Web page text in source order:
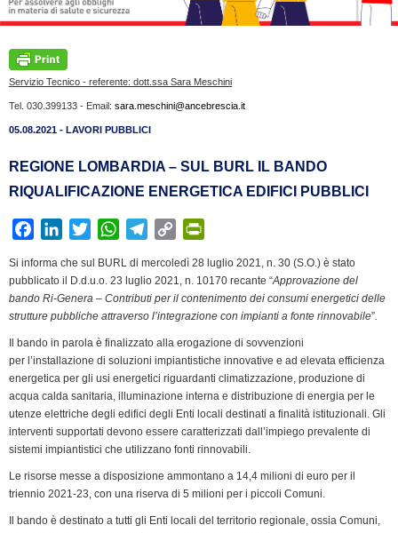
Servizio Tecnico - referente: dott.ssa Sara Meschini
Tel. 030.399133 - Email: sara.meschini@ancebrescia.it
05.08.2021 - LAVORI PUBBLICI
REGIONE LOMBARDIA – SUL BURL IL BANDO
RIQUALIFICAZIONE ENERGETICA EDIFICI PUBBLICI
c
e
b
o
o
k
n
k
e
I
n
i
t
t
e
r
W
a
t
s
A
p
p
l
e
g
a
m
C
p
y
L
n
k
i
n
t
F
r
i
e
n
y
Si informa che sul BURL di mercoledì 28 luglio 2021, n. 30 (S.O.) è stato
pubblicato il D.d.u.o. 23 luglio 2021, n. 10170 recante “Approvazione del
bando Ri-Genera – Contributi per il contenimento dei consumi energetici delle
strutture pubbliche attraverso l’integrazione con impianti a fonte rinnovabile”.
Il bando in parola è finalizzato alla erogazione di sovvenzioni
per l’installazione di soluzioni impiantistiche innovative e ad elevata efficienza
energetica per gli usi energetici riguardanti climatizzazione, produzione di
acqua calda sanitaria, illuminazione interna e distribuzione di energia per le
utenze elettriche degli edifici degli Enti locali destinati a finalità istituzionali. Gli
interventi supportati devono essere caratterizzati dall’impiego prevalente di
sistemi impiantistici che utilizzano fonti rinnovabili.
Le risorse messe a disposizione ammontano a 14,4 milioni di euro per il
triennio 2021-23, con una riserva di 5 milioni per i piccoli Comuni.
Il bando è destinato a tutti gli Enti locali del territorio regionale, ossia Comuni,